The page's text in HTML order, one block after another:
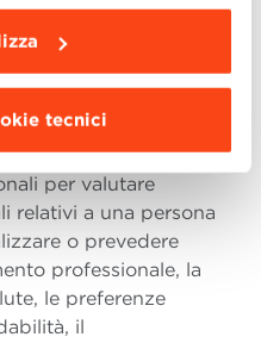
tecnici
citato e offrirLe il
trattare i Suoi dati
trattamento
consistente
per valutare
relativi a una persona
o prevedere
professionale, la
le preferenze
il